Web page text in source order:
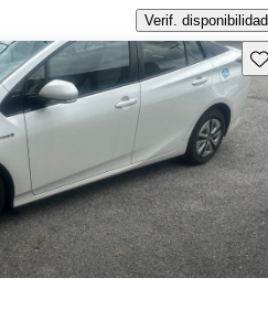
Verif. disponibilidad